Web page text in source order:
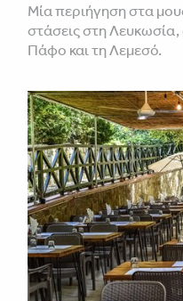
Μία περιήγηση στα
στάσεις στη
Πάφο και τη Λεμεσό.